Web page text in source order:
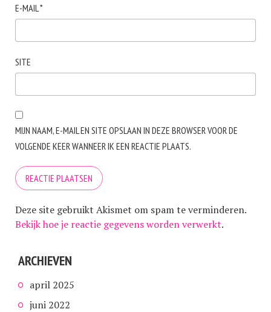
E-MAIL*
SITE
MIJN NAAM, E-MAIL EN SITE OPSLAAN IN DEZE BROWSER VOOR DE
VOLGENDE KEER WANNEER IK EEN REACTIE PLAATS.
Deze site gebruikt Akismet om spam te verminderen.
Bekijk hoe je reactie gegevens worden verwerkt.
ARCHIEVEN
april 2025
juni 2022